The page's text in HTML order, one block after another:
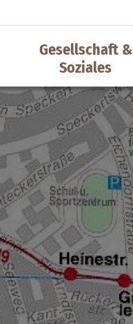
Gesellschaft &
Soziales